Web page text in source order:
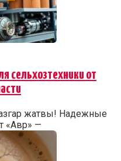
сельхозтехники от
жатвы! Надежные
«Авр» —